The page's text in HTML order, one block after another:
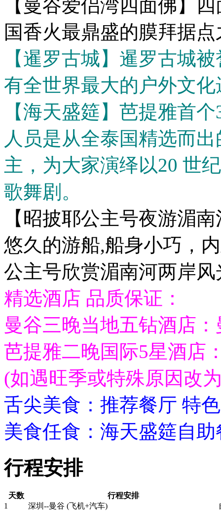
【曼谷爱侣湾四面佛】
国香火最鼎盛的膜拜据
【暹罗古城】暹罗古城
有全世界最大的户外文
【海天盛筵】芭提雅首
人员是从全泰国精选而
主，为大家演绎以20 世
歌舞剧。
【昭披耶公主号夜游湄
悠久的游船,船身小巧，
公主号欣赏湄南河两岸风
精选酒店 品质保证：
曼谷三晚当地五钻酒店
芭提雅二晚国际5星酒店
(如遇旺季或特殊原因改
舌尖美食：推荐餐厅 特
美食任食：海天盛筵自
行程安排
天数
行程安排
1
深圳--曼谷 (飞机+汽车)